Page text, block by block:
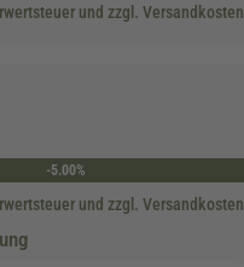
und zzgl. Versandkosten
-5.00%
und zzgl. Versandkosten